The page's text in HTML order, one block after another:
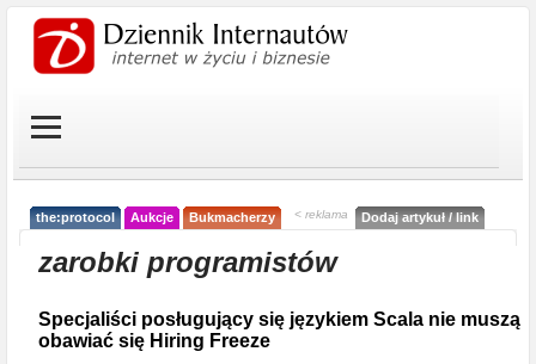
the:protocol Aukcje Bukmacherzy < reklama Dodaj artykuł / link
zarobki programistów
Specjaliści posługujący się językiem Scala nie muszą
obawiać się Hiring Freeze